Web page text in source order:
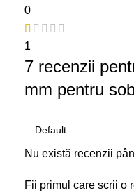
0
1
7 recenzii
mm pentru
Nu există recenzii
Fii primul care scrii o